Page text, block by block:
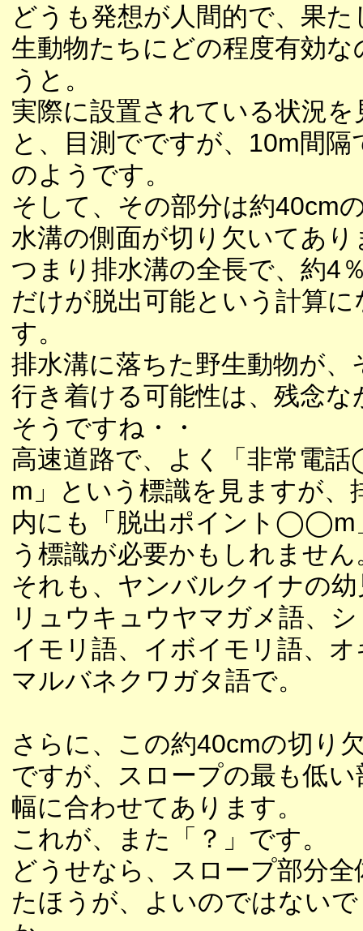
どうも発想が人間的で、果た
生動物たちにどの程度有効な
うと。
実際に設置されている状況を
と、目測でですが、10m間隔
のようです。
そして、その部分は約40cm
水溝の側面が切り欠いてあり
つまり排水溝の全長で、約4
だけが脱出可能という計算に
す。
排水溝に落ちた野生動物が、
行き着ける可能性は、残念な
そうですね・・
高速道路で、よく「非常電
m」という標識を見ますが、
内にも「脱出ポイント◯◯m
う標識が必要かもしれません
それも、ヤンバルクイナの幼
リュウキュウヤマガメ語、
イモリ語、イボイモリ語、
マルバネクワガタ語で。
さらに、この約40cmの切り
ですが、スロープの最も低い
幅に合わせてあります。
これが、また「？」です。
どうせなら、スロープ部分全
たほうが、よいのではない